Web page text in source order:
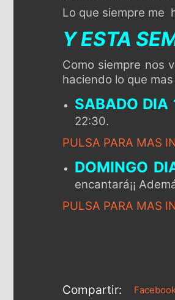
Lo que siempre me
Y ESTA
Como siempre nos
haciendo lo que mas
SABADO DIA
22:30.
PULSA PARA MAS
DOMINGO
encantará¡¡
PULSA PARA MAS
Compartir: